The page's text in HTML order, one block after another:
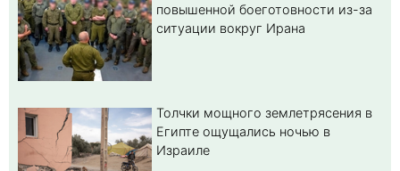
повышенной боеготовности из-за
ситуации вокруг Ирана
Толчки мощного землетрясения в
Египте ощущались ночью в
Израиле